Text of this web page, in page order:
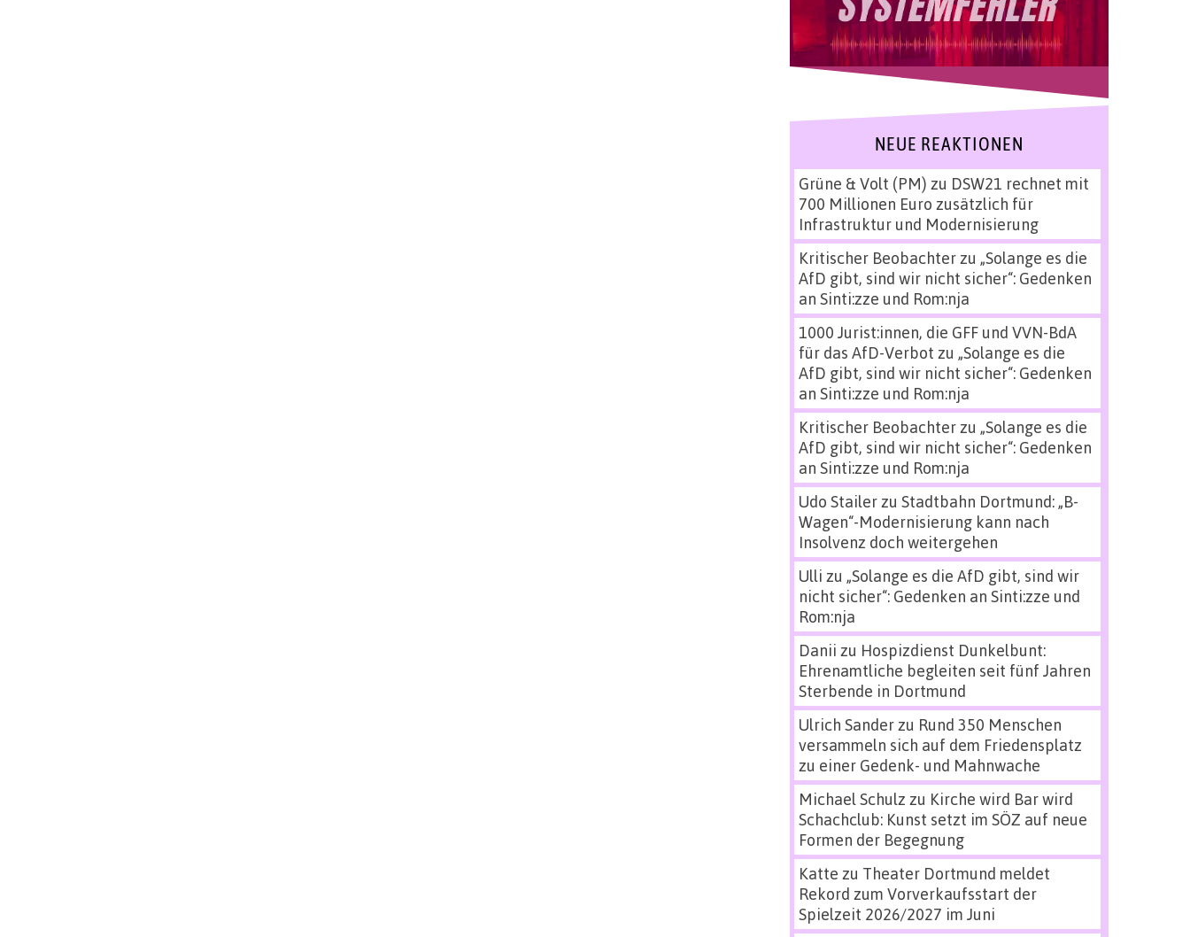
NEUE REAKTIONEN
Grüne & Volt (PM) zu DSW21 rechnet mit
700 Millionen Euro zusätzlich für
Infrastruktur und Modernisierung
Kritischer Beobachterzu „Solange es die
AfD gibt, sind wir nicht sicher“: Gedenken
an Sinti:zze und Rom:nja
1000 Jurist:innen, die GFF und VVN-BdA
für das AfD-Verbot zu „Solange es die
AfD gibt, sind wir nicht sicher“: Gedenken
an Sinti:zze und Rom:nja
Kritischer Beobachterzu „Solange es die
AfD gibt, sind wir nicht sicher“: Gedenken
an Sinti:zze und Rom:nja
Udo Stailerzu Stadtbahn Dortmund: „B-
Wagen“-Modernisierung kann nach
Insolvenz doch weitergehen
Ulli zu „Solange es die AfD gibt, sind wir
nicht sicher“: Gedenken an Sinti:zze und
Rom:nja
Danii zu Hospizdienst Dunkelbunt:
Ehrenamtliche begleiten seit fünf Jahren
Sterbende in Dortmund
Ulrich Sanderzu Rund 350 Menschen
versammeln sich auf dem Friedensplatz
zu einer Gedenk- und Mahnwache
Michael Schulz zu Kirche wird Bar wird
Schachclub: Kunst setzt im SÖZ auf neue
Formen der Begegnung
Katte zu Theater Dortmund meldet
Rekord zum Vorverkaufsstart der
Spielzeit 2026/2027 im Juni